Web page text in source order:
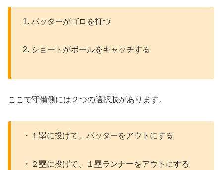
1. バッターがゴロを打つ
2. ショートがボールをキャッチする
ここで守備側には２つの選択肢があります。
・１塁に投げて、バッターをアウトにする
・２塁に投げて、１塁ランナーをアウトにする